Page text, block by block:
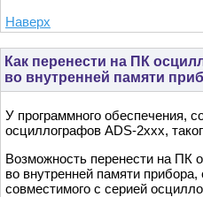
Наверх
Как перенести на ПК
во внутренней памяти
У программного обеспечения,
осциллографов ADS-2xxx,
Возможность перенести на ПК
во внутренней памяти
совместимого с серией